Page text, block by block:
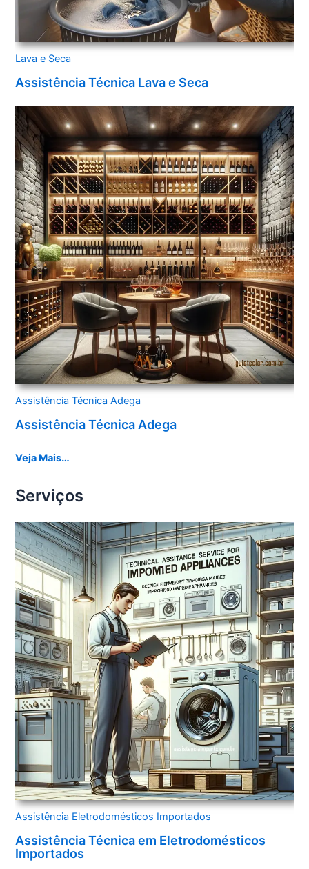
Lava e Seca
Assistência Técnica Lava e Seca
Assistência Técnica Adega
Assistência Técnica Adega
Veja Mais…
Serviços
Assistência Eletrodomésticos Importados
Assistência Técnica em Eletrodomésticos
Importados